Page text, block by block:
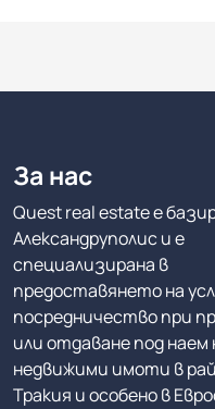
За нас
Quest real estate е
Александруполис и е
специализирана в
предоставянето на
посредничество при
или отдаване под наем
недвижими имоти в
Тракия и особено в